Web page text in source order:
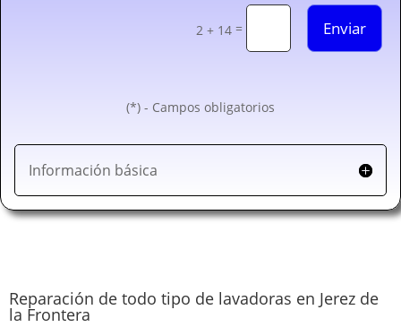
2 + 14 = Enviar
(*) - Campos obligatorios
Información básica
Reparación de todo tipo de lavadoras en Jerez de
la Frontera